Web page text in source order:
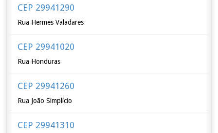
CEP 29941290
Rua Hermes Valadares
CEP 29941020
Rua Honduras
CEP 29941260
Rua João Simplício
CEP 29941310